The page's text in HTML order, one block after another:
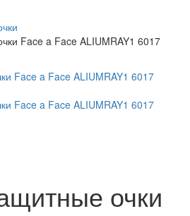
Face a Face ALIUMRAY1 6017
очки